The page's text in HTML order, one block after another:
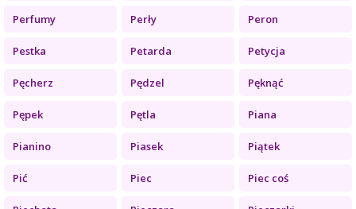
Perfumy Perły Peron
Pestka Petarda Petycja
Pęcherz Pędzel Pęknąć
Pępek Pętla Piana
Pianino Piasek Piątek
Pić Piec Piec coś